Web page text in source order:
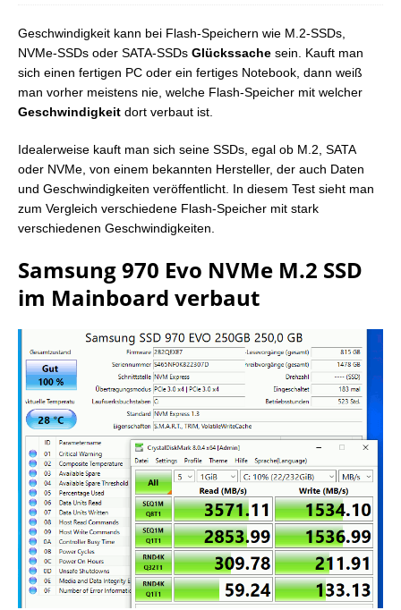
Geschwindigkeit kann bei Flash-Speichern wie M.2-SSDs,
NVMe-SSDs oder SATA-SSDs Glückssache sein. Kauft man
sich einen fertigen PC oder ein fertiges Notebook, dann weiß
man vorher meistens nie, welche Flash-Speicher mit welcher
Geschwindigkeit dort verbaut ist.
Idealerweise kauft man sich seine SSDs, egal ob M.2, SATA
oder NVMe, von einem bekannten Hersteller, der auch Daten
und Geschwindigkeiten veröffentlicht. In diesem Test sieht man
zum Vergleich verschiedene Flash-Speicher mit stark
verschiedenen Geschwindigkeiten.
Samsung 970 Evo NVMe M.2 SSD
im Mainboard verbaut